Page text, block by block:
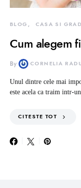
BLOG CASA SI
Cum alegem
By CORNELIA
Unul dintre cele mai
este acela ca traim intr-
CITESTE TOT